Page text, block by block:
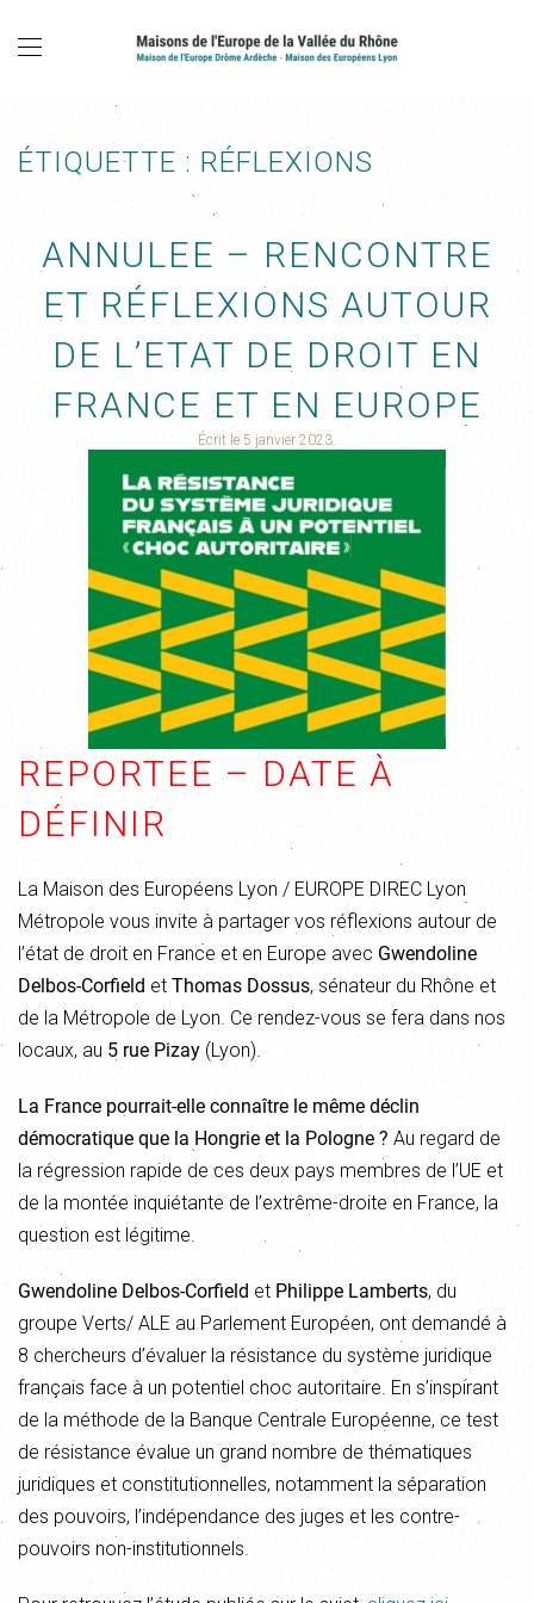
ÉTIQUETTE : RÉFLEXIONS
ANNULEE – RENCONTRE
ET RÉFLEXIONS AUTOUR
DE L’ETAT DE DROIT EN
FRANCE ET EN EUROPE
Écrit le 5 janvier 2023.
REPORTEE – DATE À
DÉFINIR
La Maison des Européens Lyon / EUROPE DIREC Lyon
Métropole vous invite à partager vos réflexions autour de
l’état de droit en France et en Europe avec Gwendoline
Delbos-Corfield et Thomas Dossus, sénateur du Rhône et
de la Métropole de Lyon. Ce rendez-vous se fera dans nos
locaux, au 5 rue Pizay (Lyon).
La France pourrait-elle connaître le même déclin
démocratique que la Hongrie et la Pologne ? Au regard de
la régression rapide de ces deux pays membres de l’UE et
de la montée inquiétante de l’extrême-droite en France, la
question est légitime.
Gwendoline Delbos-Corfield et Philippe Lamberts, du
groupe Verts/ ALE au Parlement Européen, ont demandé à
8 chercheurs d’évaluer la résistance du système juridique
français face à un potentiel choc autoritaire. En s’inspirant
de la méthode de la Banque Centrale Européenne, ce test
de résistance évalue un grand nombre de thématiques
juridiques et constitutionnelles, notamment la séparation
des pouvoirs, l’indépendance des juges et les contre-
pouvoirs non-institutionnels.